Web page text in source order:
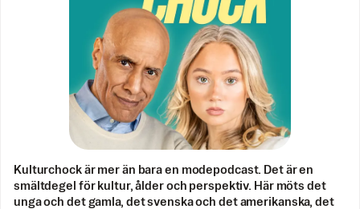
Kulturchock är mer än bara en modepodcast. Det är en
smältdegel för kultur, ålder och perspektiv. Här möts det
unga och det gamla, det svenska och det amerikanska, det